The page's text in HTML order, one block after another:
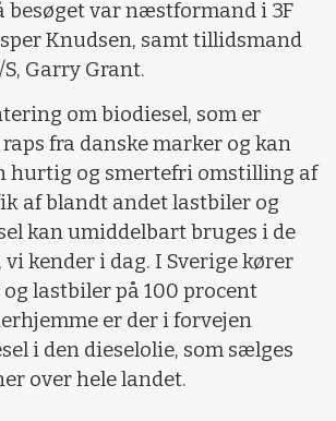
besøget var næstformand i 3F
Knudsen, samt tillidsmand
Garry Grant.
om biodiesel, som er
fra danske marker og kan
hurtig og smertefri omstilling af
af blandt andet lastbiler og
kan umiddelbart bruges i de
kender i dag. I Sverige kører
lastbiler på 100 procent
er der i forvejen
i den dieselolie, som sælges
over hele landet.